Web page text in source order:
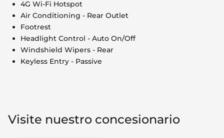
4G Wi-Fi Hotspot
Air Conditioning - Rear Outlet
Footrest
Headlight Control - Auto On/Off
Windshield Wipers - Rear
Keyless Entry - Passive
Visite nuestro concesionario